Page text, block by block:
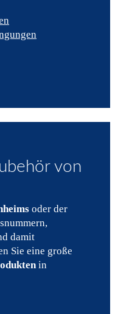
von
oder der
damit
Sie eine große
in